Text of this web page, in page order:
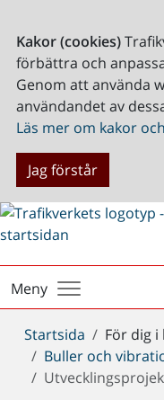
Kakor (cookies)
förbättra och
Genom att använda
användandet av
Läs mer om kakor
Jag förstår
Meny
Du
är
här:
Startsida För dig
Buller och